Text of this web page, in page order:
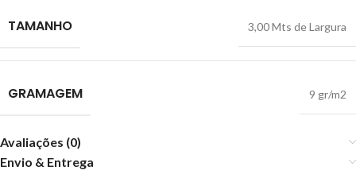
TAMANHO 3,00 Mts de Largura
GRAMAGEM 9 gr/m2
Avaliações (0)
Envio & Entrega